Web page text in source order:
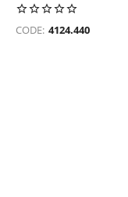
/
CODE: 4124.440